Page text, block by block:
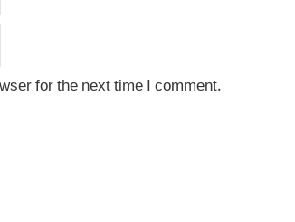
for the next time I comment.